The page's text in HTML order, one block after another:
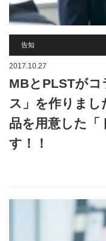
告知
2017.10.27
MBとPLSTが
ス」を作りまし
品を用意した「
す！！